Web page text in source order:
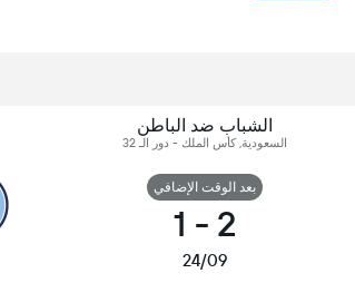
الشباب ضد الباطن
السعودية, كأس الملك - دور الـ 32
بعد الوقت الإضافي
2
-
1
24/09